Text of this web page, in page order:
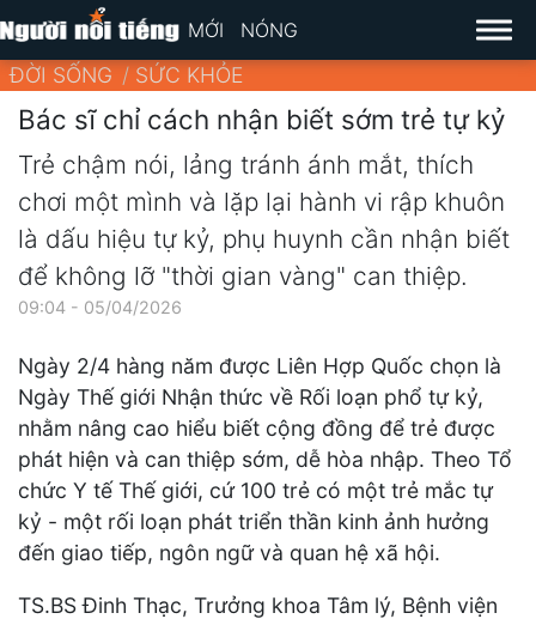
MỚI NÓNG
ĐỜI SỐNG SỨC KHỎE
Bác sĩ chỉ cách nhận biết sớm trẻ tự kỷ
Trẻ chậm nói, lảng tránh ánh mắt, thích
chơi một mình và lặp lại hành vi rập khuôn
là dấu hiệu tự kỷ, phụ huynh cần nhận biết
để không lỡ "thời gian vàng" can thiệp.
09:04 - 05/04/2026
Ngày 2/4 hàng năm được Liên Hợp Quốc chọn là
Ngày Thế giới Nhận thức về Rối loạn phổ tự kỷ,
nhằm nâng cao hiểu biết cộng đồng để trẻ được
phát hiện và can thiệp sớm, dễ hòa nhập. Theo Tổ
chức Y tế Thế giới, cứ 100 trẻ có một trẻ mắc tự
kỷ - một rối loạn phát triển thần kinh ảnh hưởng
đến giao tiếp, ngôn ngữ và quan hệ xã hội.
TS.BS Đinh Thạc, Trưởng khoa Tâm lý, Bệnh viện